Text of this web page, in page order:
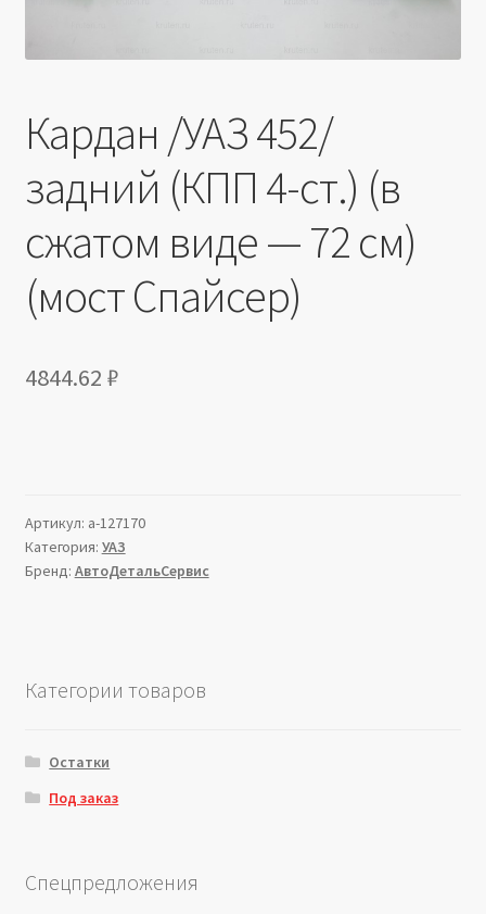
Кардан /УАЗ 452/
задний (КПП 4-ст.) (в
сжатом виде — 72 см)
(мост Спайсер)
4844.62 ₽
Артикул: a-127170
Категория: УАЗ
Бренд: АвтоДетальСервис
Категории товаров
Остатки
Под заказ
Спецпредложения